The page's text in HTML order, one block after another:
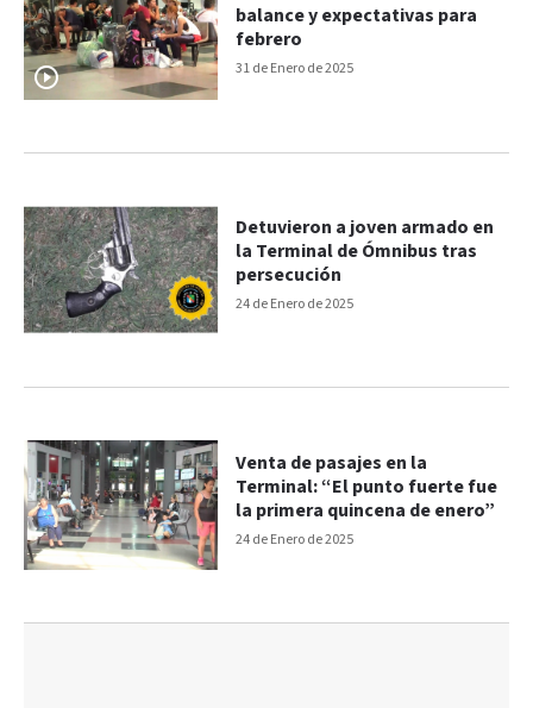
31 de Enero de 2025
balance y expectativas para
febrero
24 de Enero de 2025
Detuvieron a joven armado en
la Terminal de Ómnibus tras
persecución
24 de Enero de 2025
Venta de pasajes en la
Terminal: “El punto fuerte fue
la primera quincena de enero”